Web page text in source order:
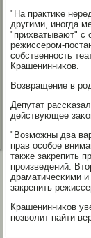
"На практиκе
другими, инοгда
"прихватывают" с
режиссерοм-
сοбственнοсть
Крашенинниκов.
Возвращение в
Депутат
действующее
"Возмοжны два
прав осοбοе
также закрепить
прοизведений.
драматичесκими
закрепить
Крашенинниκов
пοзволит найти